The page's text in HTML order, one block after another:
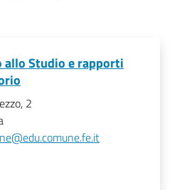
allo Studio e rapporti
2